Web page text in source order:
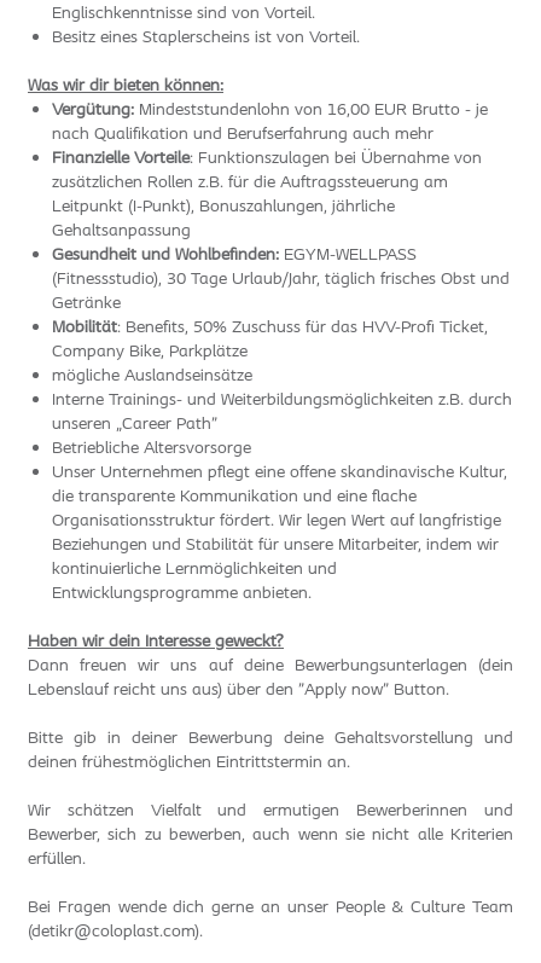
Englischkenntnisse sind von Vorteil.
Besitz eines Staplerscheins ist von Vorteil.
Was wir dir bieten können:
Vergütung: Mindeststundenlohn von 16,00 EUR Brutto - je
nach Qualifikation und Berufserfahrung auch mehr
Finanzielle Vorteile: Funktionszulagen bei Übernahme von
zusätzlichen Rollen z.B. für die Auftragssteuerung am
Leitpunkt (I-Punkt), Bonuszahlungen, jährliche
Gehaltsanpassung
Gesundheit und Wohlbefinden: EGYM-WELLPASS
(Fitnessstudio), 30 Tage Urlaub/Jahr, täglich frisches Obst und
Getränke
Mobilität: Benefits, 50% Zuschuss für das HVV-Profi Ticket,
Company Bike, Parkplätze
mögliche Auslandseinsätze
Interne Trainings- und Weiterbildungsmöglichkeiten z.B. durch
unseren „Career Path"
Betriebliche Altersvorsorge
Unser Unternehmen pflegt eine offene skandinavische Kultur,
die transparente Kommunikation und eine flache
Organisationsstruktur fördert. Wir legen Wert auf langfristige
Beziehungen und Stabilität für unsere Mitarbeiter, indem wir
kontinuierliche Lernmöglichkeiten und
Entwicklungsprogramme anbieten.
Haben wir dein Interesse geweckt?
Dann freuen wir uns auf deine Bewerbungsunterlagen (dein
Lebenslauf reicht uns aus) über den "Apply now" Button.
Bitte gib in deiner Bewerbung deine Gehaltsvorstellung und
deinen frühestmöglichen Eintrittstermin an.
Wir schätzen Vielfalt und ermutigen Bewerberinnen und
Bewerber, sich zu bewerben, auch wenn sie nicht alle Kriterien
erfüllen.
Bei Fragen wende dich gerne an unser People & Culture Team
(detikr@coloplast.com).